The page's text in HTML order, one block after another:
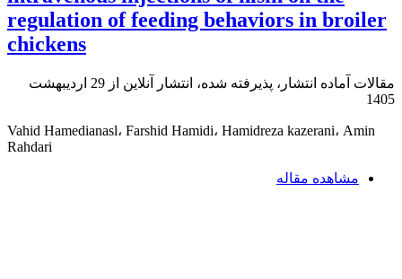
regulation of feeding behaviors in broiler
chickens
مقالات آماده انتشار، پذیرفته شده، انتشار آنلاین از
29 اردیبهشت
1405
Vahid Hamedianasl، Farshid Hamidi، Hamidreza kazerani، Amin
Rahdari
مشاهده مقاله